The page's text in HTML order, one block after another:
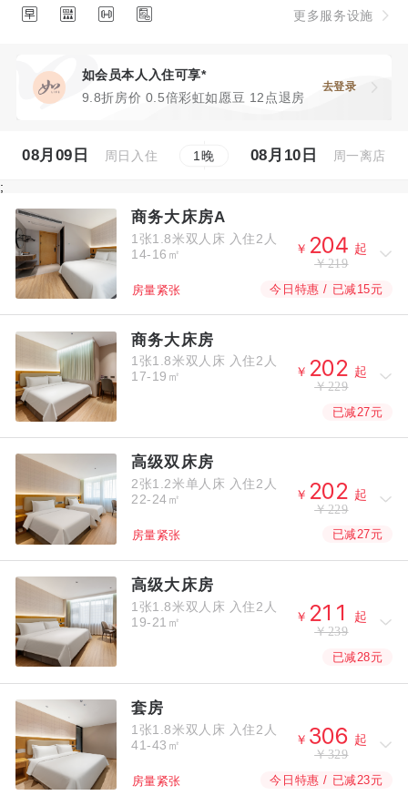
    更多服务设施
如会员本人入住可享*
9.8折房价 0.5倍彩虹如愿豆 12点退房
去登录
08月09日 周日入住 1晚 08月10日 周一离店
;
商务大床房A
1张1.8米双人床 入住2人
14-16㎡
￥  起
￥219
房量紧张 今日特惠 / 已减15元
商务大床房
1张1.8米双人床 入住2人
17-19㎡
￥  
起
￥229
已减27元
高级双床房
2张1.2米单人床 入住2人
22-24㎡
￥  
起
￥229
房量紧张 已减27元
高级大床房
1张1.8米双人床 入住2人
19-21㎡
￥  
起
￥239
已减28元
套房
1张1.8米双人床 入住2人
41-43㎡
￥  起
￥329
房量紧张 今日特惠 / 已减23元